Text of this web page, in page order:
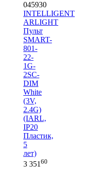
045930
INTELLIGENT
ARLIGHT
Пульт
SMART-
801-
22-
1G-
2SC-
DIM
White
(3V,
2.4G)
(IARL,
IP20
Пластик,
5
лет)
3 35160